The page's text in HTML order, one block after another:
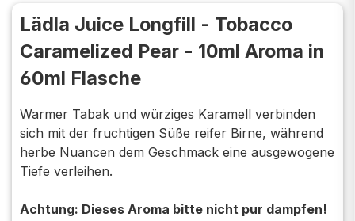
Lädla Juice Longfill - Tobacco
Caramelized Pear - 10ml Aroma in
60ml Flasche
Warmer Tabak und würziges Karamell verbinden
sich mit der fruchtigen Süße reifer Birne, während
herbe Nuancen dem Geschmack eine ausgewogene
Tiefe verleihen.
Achtung: Dieses Aroma bitte nicht pur dampfen!